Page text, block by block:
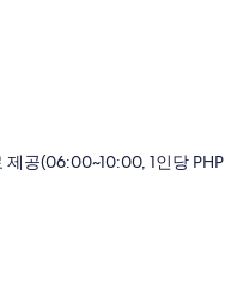
공(06:00~10:00, 1인당 PHP